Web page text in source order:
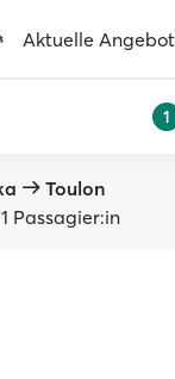
Aktuelle
1
Toulon
1 Passagier:in